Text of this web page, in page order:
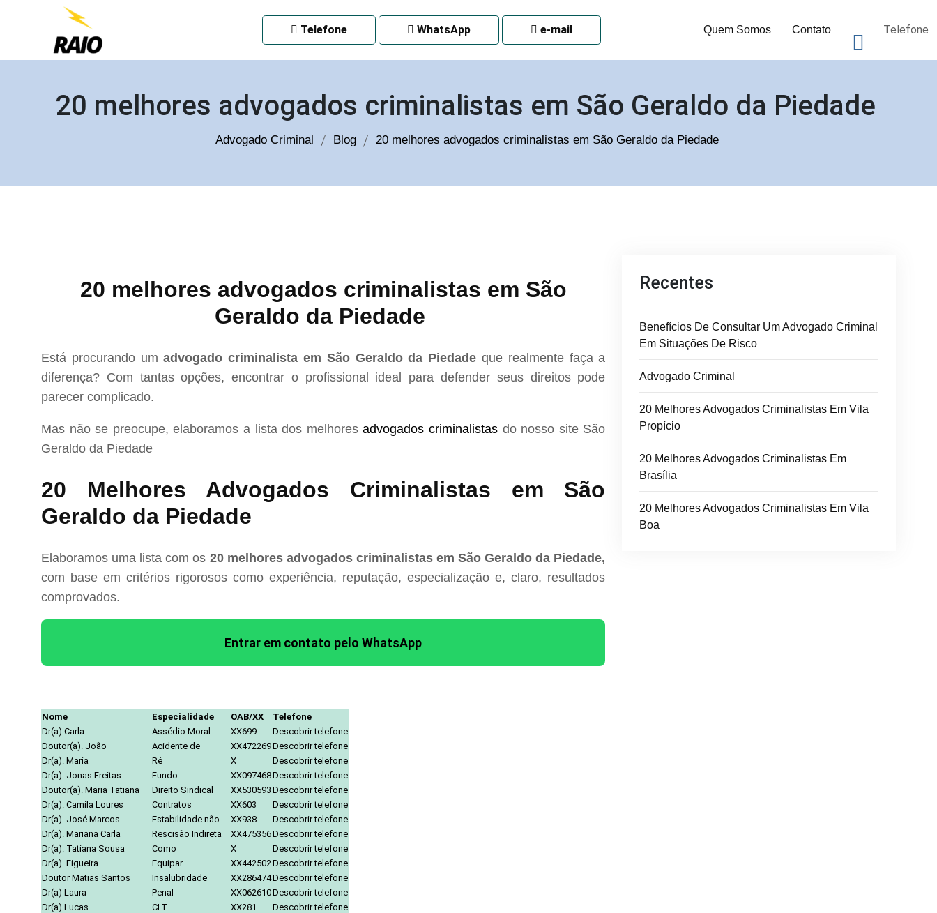
Telefone WhatsApp e-mail Quem Somos Contato Telefone
20 melhores advogados criminalistas em São Geraldo da Piedade
Advogado Criminal Blog 20 melhores advogados criminalistas em São Geraldo da Piedade
20 melhores advogados criminalistas em São
Geraldo da Piedade
Está procurando umadvogado criminalista em São Geraldo da Piedade que realmente faça a
diferença? Com tantas opções, encontrar o profissional ideal para defender seus direitos pode
parecer complicado.
Mas não se preocupe, elaboramos a lista dos melhoresadvogados criminalistasdo nosso site São
Geraldo da Piedade
20 Melhores Advogados Criminalistas em São
Geraldo da Piedade
Elaboramos uma lista com os 20 melhores advogados criminalistas em São Geraldo da Piedade,
com base em critérios rigorosos como experiência, reputação, especialização e, claro, resultados
comprovados.
Entrar em contato pelo WhatsApp
Nome Especialidade OAB/XX
Telefone
Dr(a) Carla
Assédio Moral XX699
Descobrir telefone
Doutor(a). João
Acidente de XX472269Descobrir telefone
Dr(a). Maria
Ré X
Descobrir telefone
Dr(a). Jonas Freitas
Fundo XX097468Descobrir telefone
Doutor(a). Maria Tatiana
Direito Sindical XX530593 Descobrir telefone
Dr(a). Camila Loures
Contratos XX603
Descobrir telefone
Dr(a). José Marcos
Estabilidade não XX938
Descobrir telefone
Dr(a). Mariana Carla
Rescisão Indireta XX475356Descobrir telefone
Dr(a). Tatiana Sousa
Como X
Descobrir telefone
Dr(a). Figueira
Equipar XX442502 Descobrir telefone
Doutor Matias Santos
Insalubridade XX286474Descobrir telefone
Dr(a) Laura
Penal XX062610Descobrir telefone
Dr(a) Lucas
CLT XX281
Descobrir telefone
Recentes
Benefícios De Consultar Um Advogado Criminal
Em Situações De Risco
Advogado Criminal
20 Melhores Advogados Criminalistas Em Vila
Propício
20 Melhores Advogados Criminalistas Em
Brasília
20 Melhores Advogados Criminalistas Em Vila
Boa